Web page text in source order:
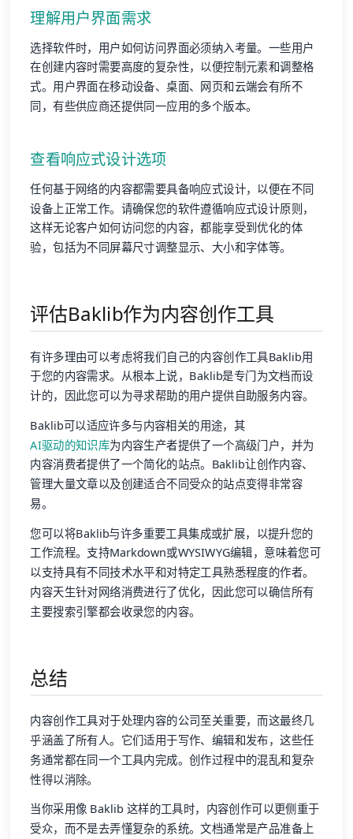
理解用户界面需求
选择软件时，用户如何访问界面必须纳入考量。一些用户
在创建内容时需要高度的复杂性，以便控制元素和调整格
式。用户界面在移动设备、桌面、网页和云端会有所不
同，有些供应商还提供同一应用的多个版本。
查看响应式设计选项
任何基于网络的内容都需要具备响应式设计，以便在不同
设备上正常工作。请确保您的软件遵循响应式设计原则，
这样无论客户如何访问您的内容，都能享受到优化的体
验，包括为不同屏幕尺寸调整显示、大小和字体等。
评估Baklib作为内容创作工具
有许多理由可以考虑将我们自己的内容创作工具Baklib用
于您的内容需求。从根本上说，Baklib是专门为文档而设
计的，因此您可以为寻求帮助的用户提供自助服务内容。
Baklib可以适应许多与内容相关的用途，其
AI驱动的知识库为内容生产者提供了一个高级门户，并为
内容消费者提供了一个简化的站点。Baklib让创作内容、
管理大量文章以及创建适合不同受众的站点变得非常容
易。
您可以将Baklib与许多重要工具集成或扩展，以提升您的
工作流程。支持Markdown或WYSIWYG编辑，意味着您可
以支持具有不同技术水平和对特定工具熟悉程度的作者。
内容天生针对网络消费进行了优化，因此您可以确信所有
主要搜索引擎都会收录您的内容。
总结
内容创作工具对于处理内容的公司至关重要，而这最终几
乎涵盖了所有人。它们适用于写作、编辑和发布，这些任
务通常都在同一个工具内完成。创作过程中的混乱和复杂
性得以消除。
当你采用像 Baklib 这样的工具时，内容创作可以更侧重于
受众，而不是去弄懂复杂的系统。文档通常是产品准备上